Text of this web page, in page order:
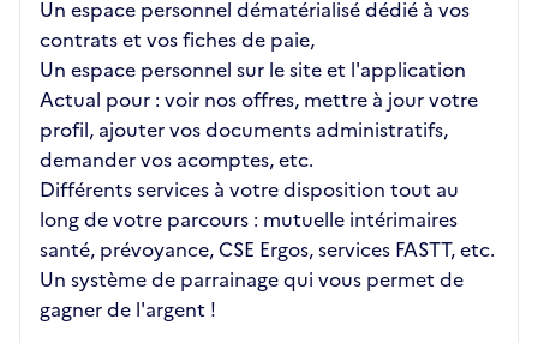
Un espace personnel dématérialisé dédié à vos
contrats et vos fiches de paie,
Un espace personnel sur le site et l'application
Actual pour : voir nos offres, mettre à jour votre
profil, ajouter vos documents administratifs,
demander vos acomptes, etc.
Différents services à votre disposition tout au
long de votre parcours : mutuelle intérimaires
santé, prévoyance, CSE Ergos, services FASTT, etc.
Un système de parrainage qui vous permet de
gagner de l'argent !